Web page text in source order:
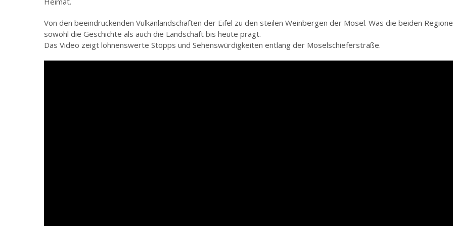
Von den beeindruckenden Vulkanlandschaften der Eifel zu den steilen Weinbergen der Mosel. Was die beiden
sowohl die Geschichte als auch die Landschaft bis heute prägt.
Das Video zeigt lohnenswerte Stopps und Sehenswürdigkeiten entlang der Moselschieferstraße.